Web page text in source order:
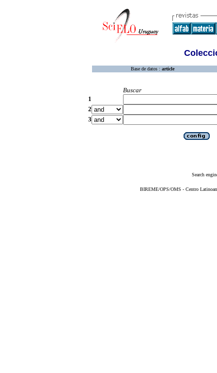
Base de datos : article
Buscar
1
2
3
Search
BIREME/OPS/OMS - Centro